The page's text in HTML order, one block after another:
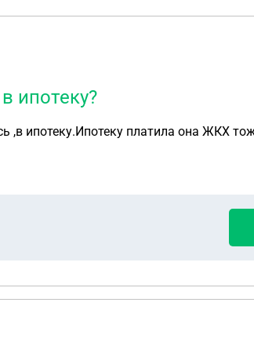
ипотеку?
,в ипотеку.Ипотеку платила она ЖКХ